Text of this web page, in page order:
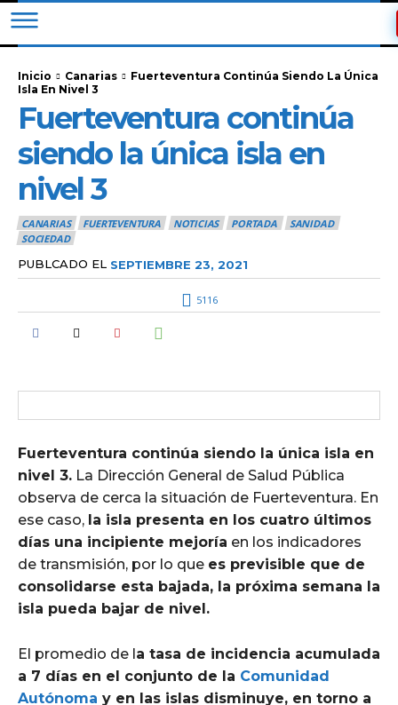
Inicio Canarias
Fuerteventura Continúa Siendo La Única
Isla En Nivel 3
Fuerteventura continúa
siendo la única isla en
nivel 3
CANARIAS FUERTEVENTURA NOTICIAS PORTADA
SANIDAD
SOCIEDAD
PUBLCADO EL SEPTIEMBRE 23, 2021
5116
Fuerteventura continúa siendo la única isla en
nivel 3. La Dirección General de Salud Pública
observa de cerca la situación de Fuerteventura. En
ese caso, la isla presenta en los cuatro últimos
días una incipiente mejoría en los indicadores
de transmisión, por lo que es previsible que de
consolidarse esta bajada, la próxima semana la
isla pueda bajar de nivel.
El promedio de la tasa de incidencia acumulada
a 7 días en el conjunto de la Comunidad
Autónoma y en las islas disminuye, en torno a